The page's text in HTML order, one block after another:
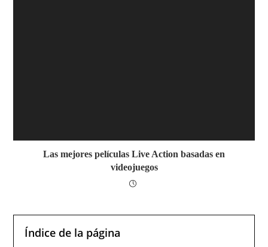
Las mejores películas Live Action basadas en
videojuegos
Índice de la página